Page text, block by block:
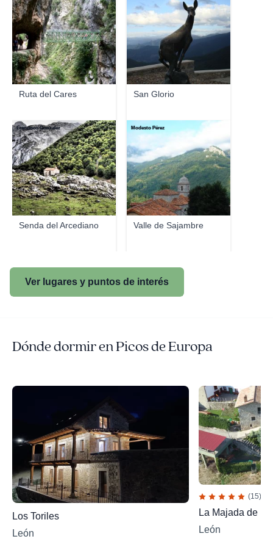
Ruta del Cares San Glorio
Senda del Arcediano
Francisco Gonzalez
Valle de Sajambre
Modesto Pérez
Ver lugares y puntos de interés
Dónde dormir en Picos de Europa
Los Toriles
León
(15)
La Majada de
León